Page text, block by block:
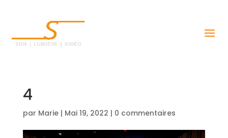
4
par Marie| Mai 19, 2022 | 0 commentaires